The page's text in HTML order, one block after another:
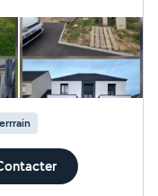
bordures,